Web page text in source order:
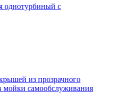
однотурбиный с